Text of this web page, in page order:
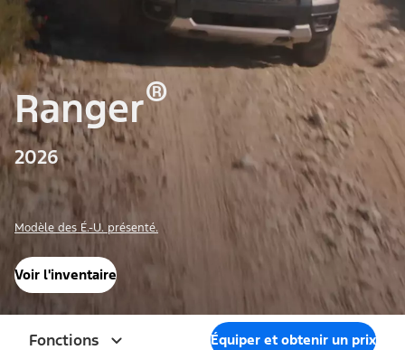
Ranger®
2026
Modèle des É.-U. présenté.
Voir l'inventaire
Fonctions Équiper et obtenir un prix